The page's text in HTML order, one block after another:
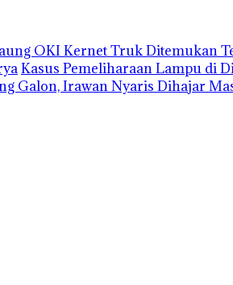
OKI Kernet Truk Ditemukan
Kasus Pemeliharaan Lampu di
Galon, Irawan Nyaris Dihajar